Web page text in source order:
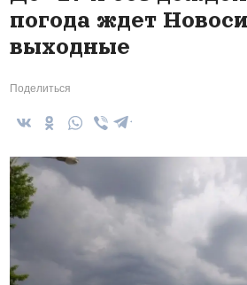
погода ждет
выходные
Поделиться